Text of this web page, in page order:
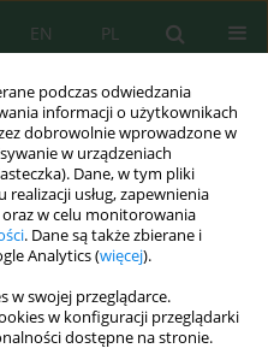
podczas odwiedzania
informacji o użytkownikach
dobrowolnie wprowadzone w
w urządzeniach
Dane, w tym pliki
usług, zapewnienia
w celu monitorowania
. Dane są także zbierane i
Analytics (więcej).
w swojej przeglądarce.
w konfiguracji przeglądarki
dostępne na stronie.
PL
EN
of Java
Dye Removal